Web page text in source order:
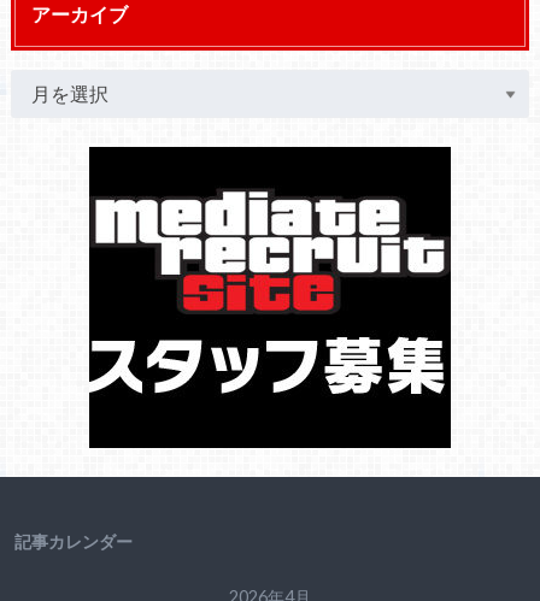
アーカイブ
記事カレンダー